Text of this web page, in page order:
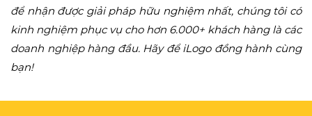
để nhận được giải pháp hữu nghiệm nhất, chúng tôi có
kinh nghiệm phục vụ cho hơn 6.000+ khách hàng là các
doanh nghiệp hàng đầu. Hãy để iLogo đồng hành cùng
bạn!